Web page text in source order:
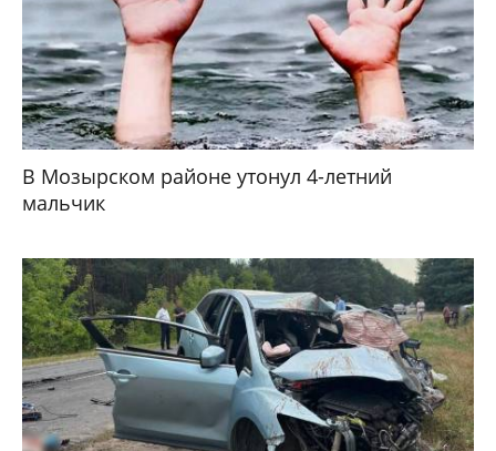
В Мозырском районе утонул 4-летний
мальчик